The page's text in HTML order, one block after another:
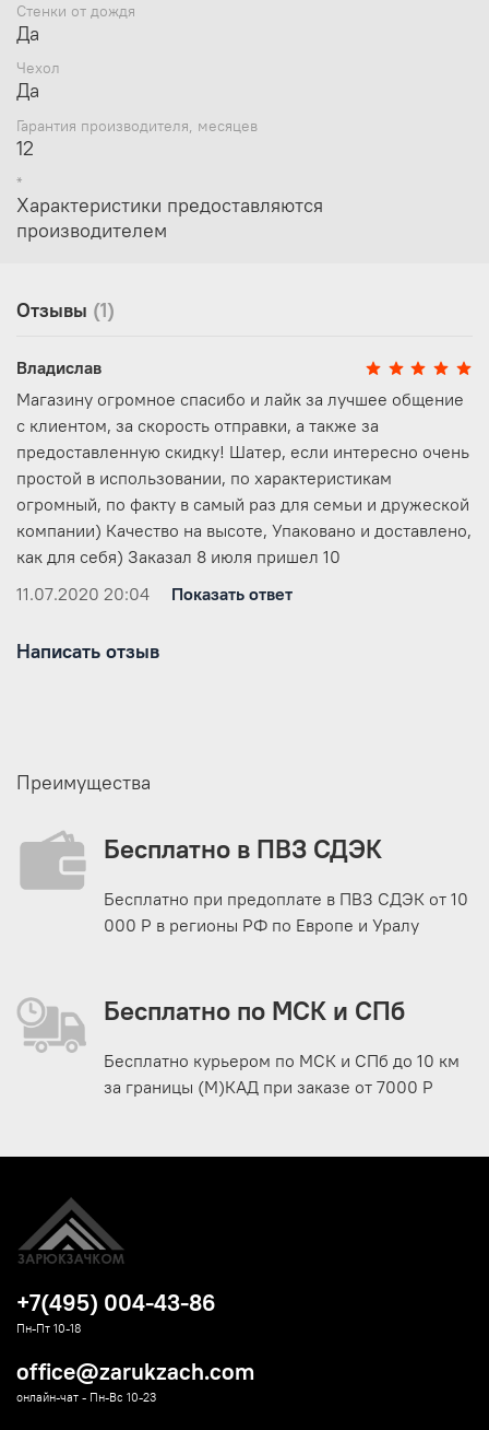
Стенки от дождя
Да
Чехол
Да
Гарантия производителя, месяцев
12
*
Характеристики предоставляются
производителем
Отзывы (1)
Владислав
Магазину огромное спасибо и лайк за лучшее общение
с клиентом, за скорость отправки, а также за
предоставленную скидку! Шатер, если интересно очень
простой в использовании, по характеристикам
огромный, по факту в самый раз для семьи и дружеской
компании) Качество на высоте, Упаковано и доставлено,
как для себя) Заказал 8 июля пришел 10
11.07.2020 20:04
Показать ответ
Написать отзыв
Преимущества
Бесплатно в ПВЗ СДЭК
Бесплатно при предоплате в ПВЗ СДЭК от 10
000 Р в регионы РФ по Европе и Уралу
Бесплатно по МСК и СПб
Бесплатно курьером по МСК и СПб до 10 км
за границы (М)КАД при заказе от 7000 Р
+7(495) 004-43-86
Пн-Пт 10-18
office@zarukzach.com
онлайн-чат - Пн-Вс 10-23